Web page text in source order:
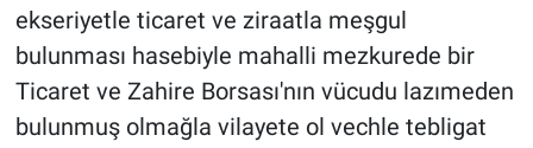
ekseriyetle ticaret ve ziraatla meşgul
bulunması hasebiyle mahalli mezkurede bir
Ticaret ve Zahire Borsası'nın vücudu lazımeden
bulunmuş olmağla vilayete ol vechle tebligat